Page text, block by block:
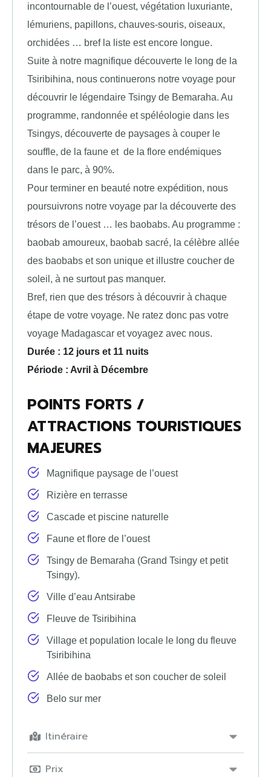
Itinéraire
Prix
incontournable de l’ouest, végétation luxuriante,
lémuriens, papillons, chauves-souris, oiseaux,
orchidées … bref la liste est encore longue.
Suite à notre magnifique découverte le long de la
Tsiribihina, nous continuerons notre voyage pour
découvrir le légendaire Tsingy de Bemaraha. Au
programme, randonnée et spéléologie dans les
Tsingys, découverte de paysages à couper le
souffle, de la faune et de la flore endémiques
dans le parc, à 90%.
Pour terminer en beauté notre expédition, nous
poursuivrons notre voyage par la découverte des
trésors de l’ouest … les baobabs. Au programme :
baobab amoureux, baobab sacré, la célèbre allée
des baobabs et son unique et illustre coucher de
soleil, à ne surtout pas manquer.
Bref, rien que des trésors à découvrir à chaque
étape de votre voyage. Ne ratez donc pas votre
voyage Madagascar et voyagez avec nous.
Durée : 12 jours et 11 nuits
Période : Avril à Décembre
POINTS FORTS /
ATTRACTIONS TOURISTIQUES
MAJEURES
Magnifique paysage de l’ouest
Rizière en terrasse
Cascade et piscine naturelle
Faune et flore de l’ouest
Tsingy de Bemaraha (Grand Tsingy et petit
Tsingy).
Ville d’eau Antsirabe
Fleuve de Tsiribihina
Village et population locale le long du fleuve
Tsiribihina
Allée de baobabs et son coucher de soleil
Belo sur mer